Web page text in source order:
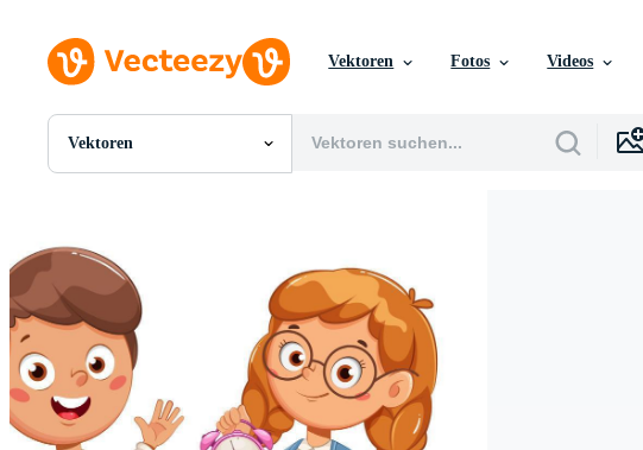
Vektoren Fotos Videos
Vektoren
Alle Bilder
PSDs
SVGs
Vorlagen
Vektoren
Videos
Motion Graphics
Redaktionelle Bilder
Redaktionelle Ereignisse